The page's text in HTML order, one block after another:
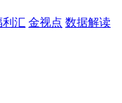
利汇 金视点 数据解读